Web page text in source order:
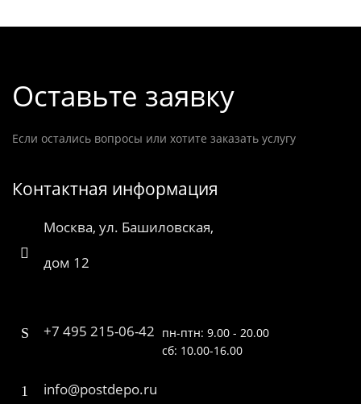
Оставьте заявку
Если остались вопросы или хотите заказать услугу
Контактная информация
Москва, ул. Башиловская,
дом 12
+7 495 215-06-42 пн-птн: 9.00 - 20.00
сб: 10.00-16.00
info@postdepo.ru